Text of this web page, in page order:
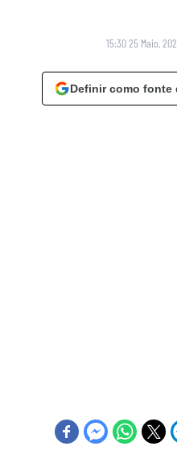
15:30 25 Maio,
Definir como fonte